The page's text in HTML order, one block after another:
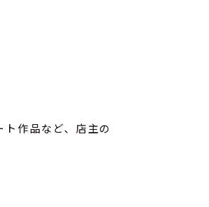
作品など、店主の